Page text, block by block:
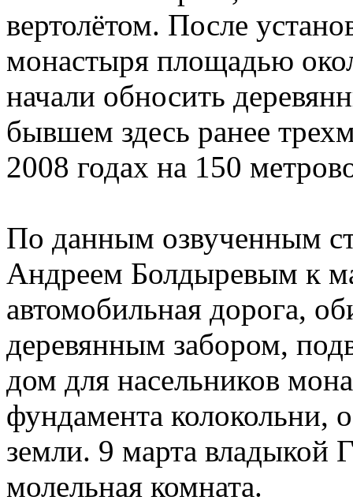
вертолётом. После
монастыря площадью
начали обносить
бывшем здесь ранее
2008 годах на 150
По данным озвученным
Андреем Болдыревым к
автомобильная дорога,
деревянным забором,
дом для насельников
фундамента колокольни,
земли. 9 марта владыкой
молельная комната.